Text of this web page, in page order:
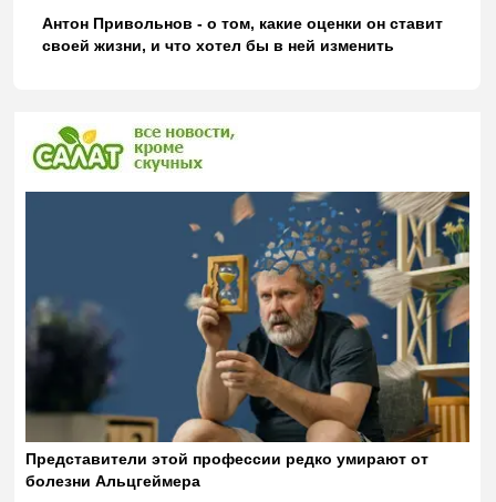
Антон Привольнов - о том, какие оценки он ставит
своей жизни, и что хотел бы в ней изменить